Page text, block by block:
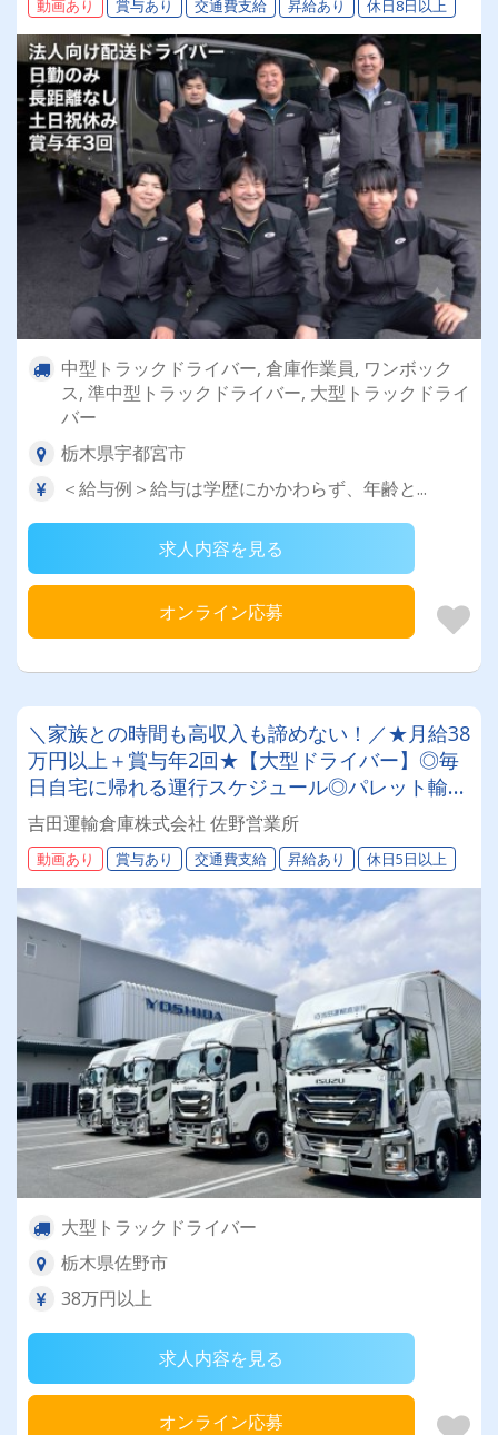
動画あり 賞与あり 交通費支給 昇給あり 休日8日以上
中型トラックドライバー, 倉庫作業員, ワンボック
ス, 準中型トラックドライバー, 大型トラックドライ
バー
栃木県宇都宮市
＜給与例＞給与は学歴にかかわらず、年齢と...
求人内容を見る
オンライン応募
＼家族との時間も高収入も諦めない！／★月給38
万円以上＋賞与年2回★【大型ドライバー】◎毎
日自宅に帰れる運行スケジュール◎パレット輸送
8割で体への負担も少なめ✨＜年間休日105日｜退
職金｜資格取得支援＞丁寧な研修制度ありで安心
吉田運輸倉庫株式会社 佐野営業所
動画あり 賞与あり 交通費支給 昇給あり 休日5日以上
大型トラックドライバー
栃木県佐野市
38万円以上
求人内容を見る
オンライン応募